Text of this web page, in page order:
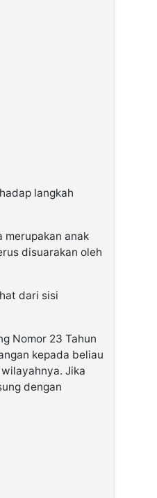
langkah
merupakan anak
disuarakan oleh
dari sisi
Nomor 23 Tahun
kepada beliau
Jika
dengan